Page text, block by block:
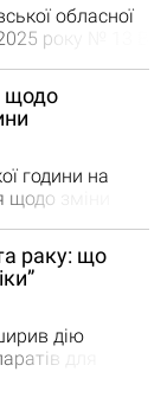
обласної
року № 13 В
до наказу
2В, на
щодо
години на
зміни
області під
чинності в…
раку: що
дію
для